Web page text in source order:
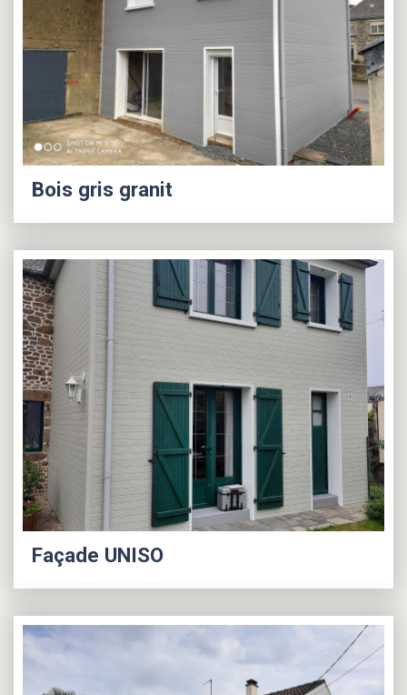
Bois gris granit
Façade UNISO